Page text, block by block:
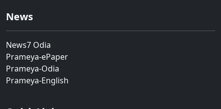
News
News7 Odia
Prameya-ePaper
Prameya-Odia
Prameya-English